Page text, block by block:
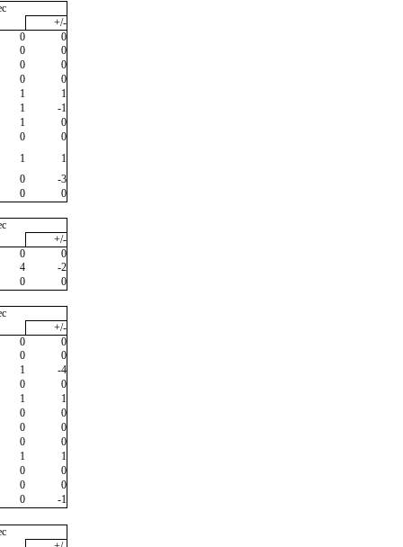
+/-
0
0
0
0
0
0
0
0
1
1
1
-1
1
0
0
0
1
1
0
-3
0
0
+/-
0
0
4
-2
0
0
+/-
0
0
0
0
1
-4
0
0
1
1
0
0
0
0
0
0
1
1
0
0
0
0
0
-1